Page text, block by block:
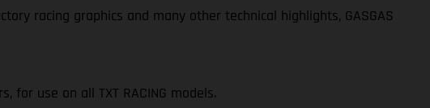
racing graphics and many other technical highlights, GASGAS
for use on all TXT RACING models.